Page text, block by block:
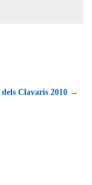
Clavaris 2010 →